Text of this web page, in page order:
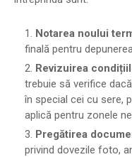
Notarea noului
finală pentru
Revizuirea
trebuie să verifice
în special cei cu sere,
aplică pentru zonele
Pregătirea
privind dovezile foto,